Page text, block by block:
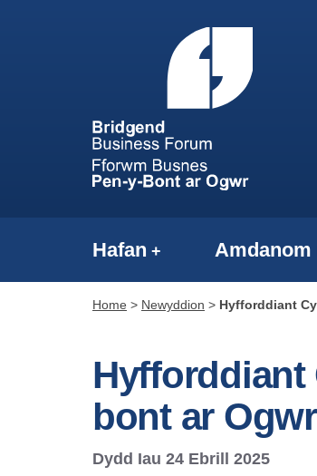
Hafan Amdanom
Home > Newyddion > Hyfforddiant
Hyfforddiant
bont ar
Dydd Iau 24 Ebrill 2025